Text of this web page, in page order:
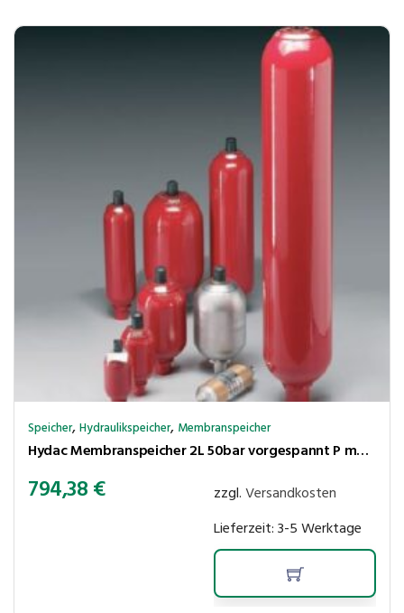
Speicher,Hydraulikspeicher, Membranspeicher
Hydac Membranspeicher 2L 50bar vorgespannt P max.210 bar,Ölanschl. G3/4″ innen
794,38€ zzgl.Versandkosten
Lieferzeit:3-5 Werktage